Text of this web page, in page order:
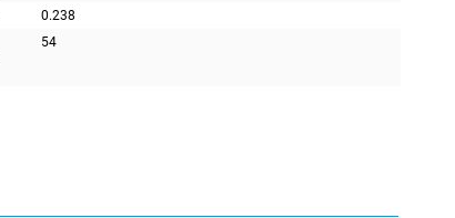
0.238
54